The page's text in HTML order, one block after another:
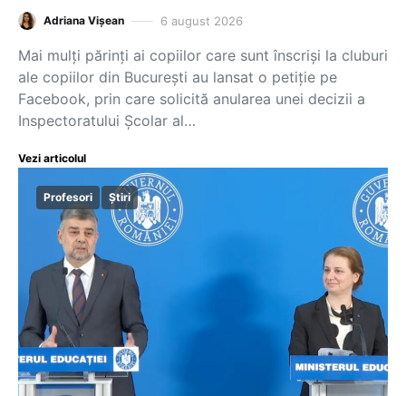
Adriana Vișean 6 august 2026
Mai mulți părinți ai copiilor care sunt înscriși la cluburi
ale copiilor din București au lansat o petiție pe
Facebook, prin care solicită anularea unei decizii a
Inspectoratului Școlar al…
Vezi articolul
Profesori Știri